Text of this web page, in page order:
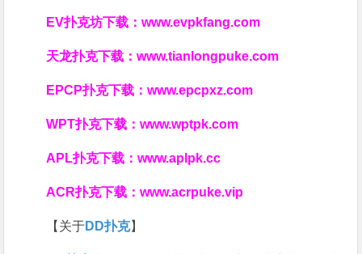
EV扑克坊下载：www.evpkfang.com
天龙扑克下载：www.tianlongpuke.com
EPCP扑克下载：www.epcpxz.com
WPT扑克下载：www.wptpk.com
APL扑克下载：www.aplpk.cc
ACR扑克下载：www.acrpuke.vip
【关于DD扑克】